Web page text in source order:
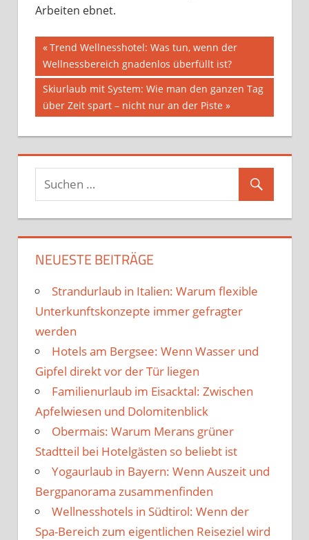
Arbeiten ebnet.
Beitragsnavigation
Vorheriger
Beitrag:
Trend Wellnesshotel: Was tun, wenn der
Wellnessbereich gnadenlos überfüllt ist?
Nächster
Beitrag:
Skiurlaub mit System: Wie man den ganzen Tag
über Zeit spart – nicht nur an der Piste
NEUESTE BEITRÄGE
Strandurlaub in Italien: Warum flexible
Unterkunftskonzepte immer gefragter
werden
Hotels am Bergsee: Wenn Wasser und
Gipfel direkt vor der Tür liegen
Familienurlaub im Eisacktal: Zwischen
Apfelwiesen und Dolomitenblick
Obermais: Warum Merans grüner
Stadtteil bei Hotelgästen so beliebt ist
Yogaurlaub in Bayern: Wenn Auszeit und
Bergpanorama zusammenfinden
Wellnesshotels in Südtirol: Wenn der
Spa-Bereich zum eigentlichen Reiseziel wird